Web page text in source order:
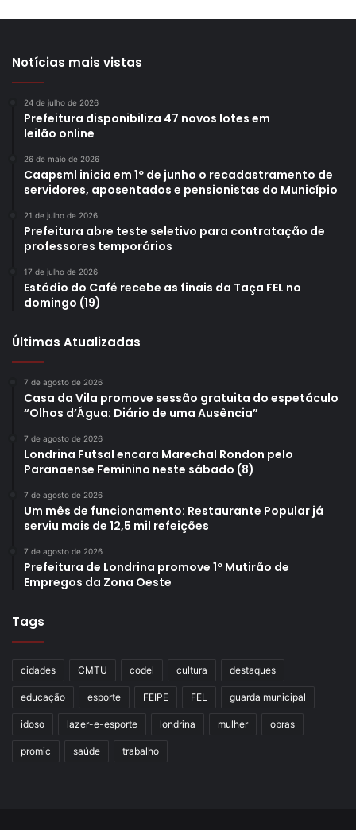
Notícias mais vistas
24 de julho de 2026
Prefeitura disponibiliza 47 novos lotes em
leilão online
26 de maio de 2026
Caapsml inicia em 1º de junho o recadastramento de
servidores, aposentados e pensionistas do Município
21 de julho de 2026
Prefeitura abre teste seletivo para contratação de
professores temporários
17 de julho de 2026
Estádio do Café recebe as finais da Taça FEL no
domingo (19)
Últimas Atualizadas
7 de agosto de 2026
Casa da Vila promove sessão gratuita do espetáculo
“Olhos d’Água: Diário de uma Ausência”
7 de agosto de 2026
Londrina Futsal encara Marechal Rondon pelo
Paranaense Feminino neste sábado (8)
7 de agosto de 2026
Um mês de funcionamento: Restaurante Popular já
serviu mais de 12,5 mil refeições
7 de agosto de 2026
Prefeitura de Londrina promove 1º Mutirão de
Empregos da Zona Oeste
Tags
cidades CMTU codel cultura destaques
educação esporte FEIPE FEL guarda municipal
idoso lazer-e-esporte londrina mulher obras
promic saúde trabalho